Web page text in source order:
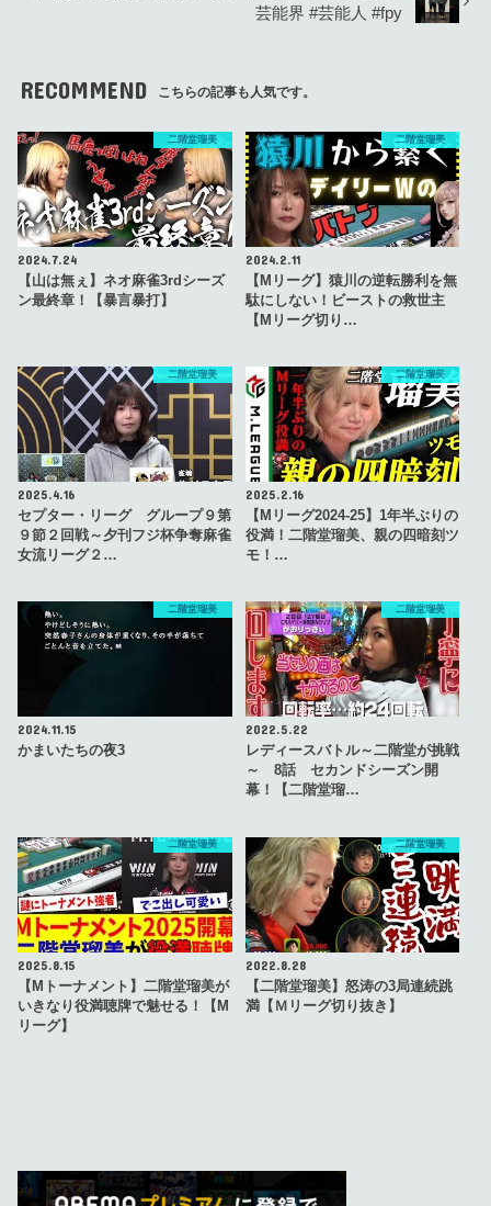
芸能界 #芸能人 #fpy
RECOMMEND こちらの記事も人気です。
二階堂瑠美
2024.7.24
【山は無ぇ】ネオ麻雀3rdシーズ
ン最終章！【暴言暴打】
二階堂瑠美
2024.2.11
【Mリーグ】猿川の逆転勝利を無
駄にしない！ビーストの救世主
【Mリーグ切り…
二階堂瑠美
2025.4.16
セプター・リーグ グループ９第
９節２回戦～夕刊フジ杯争奪麻雀
女流リーグ２…
二階堂瑠美
2025.2.16
【Mリーグ2024-25】1年半ぶりの
役満！二階堂瑠美、親の四暗刻ツ
モ！…
二階堂瑠美
2024.11.15
かまいたちの夜3
二階堂瑠美
2022.5.22
レディースバトル～二階堂が挑戦
～ 8話 セカンドシーズン開
幕！【二階堂瑠…
二階堂瑠美
2025.8.15
【Mトーナメント】二階堂瑠美が
いきなり役満聴牌で魅せる！【M
リーグ】
二階堂瑠美
2022.8.28
【二階堂瑠美】怒涛の3局連続跳
満【Ｍリーグ切り抜き】